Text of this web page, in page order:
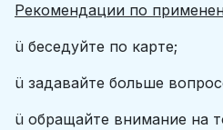
Рекомендации по
ü беседуйте по карте;
ü задавайте больше
ü обращайте внимание на